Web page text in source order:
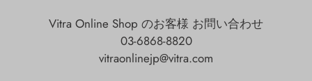
Vitra Online Shop のお客様 お問い合わせ
03-6868-8820
vitraonlinejp@vitra.com